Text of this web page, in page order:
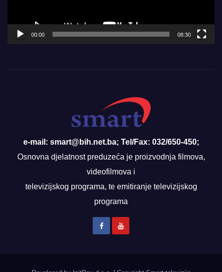
00:00 08:30
e-mail: smart@bih.net.ba; Tel/Fax: 032/650-450;
Osnovna djelatnost preduzeća je proizvodnja filmova,
videofilmova i
televizijskog programa, te emitiranje televizijskog
programa